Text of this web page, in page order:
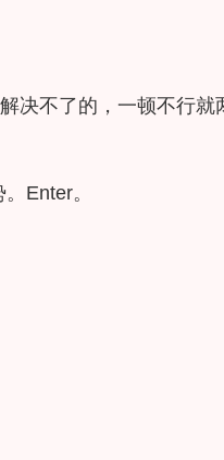
决不了的，一顿不行就
Enter。